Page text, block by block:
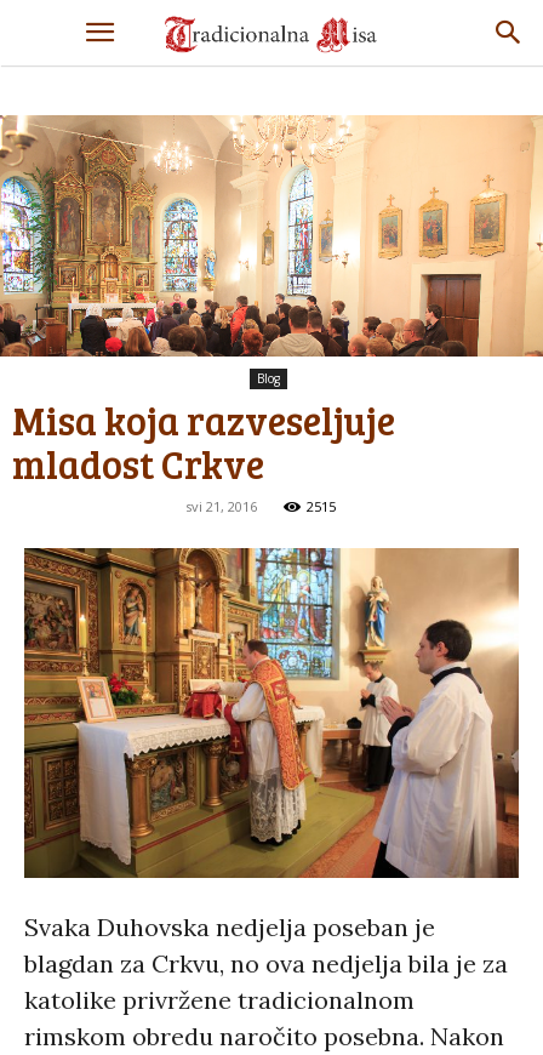
Blog
Misa koja razveseljuje
mladost Crkve
svi 21, 2016 2515
Svaka Duhovska nedjelja poseban je
blagdan za Crkvu, no ova nedjelja bila je za
katolike privržene tradicionalnom
rimskom obredu naročito posebna. Nakon